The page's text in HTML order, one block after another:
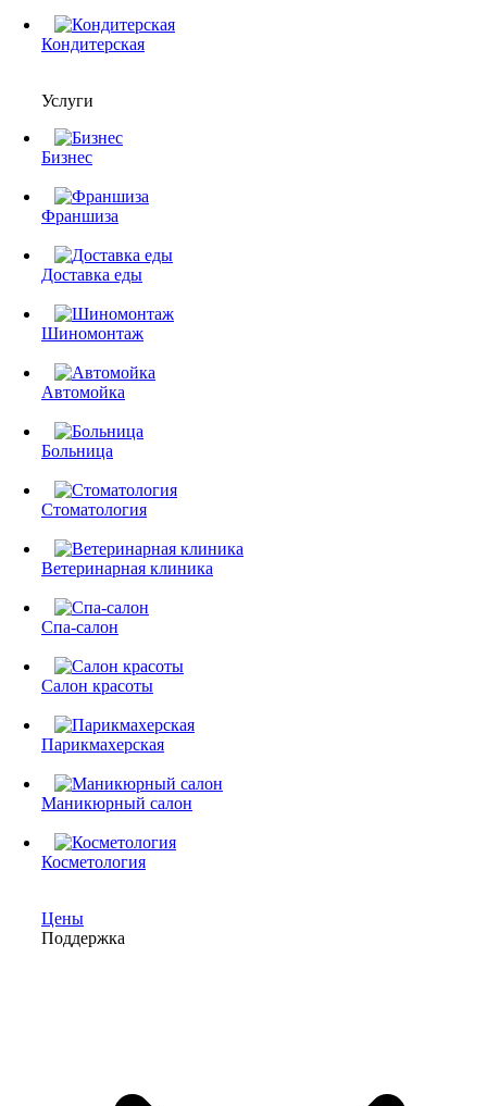
Кондитерская
Услуги
Бизнес
Франшиза
Доставка еды
Шиномонтаж
Автомойка
Больница
Стоматология
Ветеринарная клиника
Спа-салон
Салон красоты
Парикмахерская
Маникюрный салон
Косметология
Цены
Поддержка